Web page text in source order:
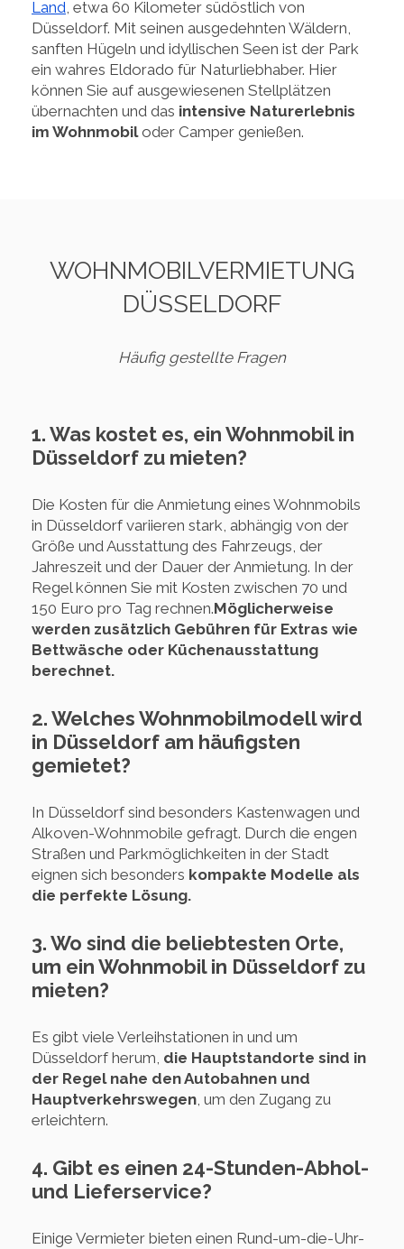
Land, etwa 60 Kilometer südöstlich von
Düsseldorf. Mit seinen ausgedehnten Wäldern,
sanften Hügeln und idyllischen Seen ist der Park
ein wahres Eldorado für Naturliebhaber. Hier
können Sie auf ausgewiesenen Stellplätzen
übernachten und das intensive Naturerlebnis
im Wohnmobiloder Camper genießen.
WOHNMOBILVERMIETUNG
DÜSSELDORF
Häufig gestellte Fragen
1. Was kostet es, ein Wohnmobil in
Düsseldorf zu mieten?
Die Kosten für die Anmietung eines Wohnmobils
in Düsseldorf variieren stark, abhängig von der
Größe und Ausstattung des Fahrzeugs, der
Jahreszeit und der Dauer der Anmietung. In der
Regel können Sie mit Kosten zwischen 70 und
150 Euro pro Tag rechnen.Möglicherweise
werden zusätzlich Gebühren für Extras wie
Bettwäsche oder Küchenausstattung
berechnet.
2. Welches Wohnmobilmodell wird
in Düsseldorf am häufigsten
gemietet?
In Düsseldorf sind besonders Kastenwagen und
Alkoven-Wohnmobile gefragt. Durch die engen
Straßen und Parkmöglichkeiten in der Stadt
eignen sich besonders kompakte Modelle als
die perfekte Lösung.
3. Wo sind die beliebtesten Orte,
um ein Wohnmobil in Düsseldorf zu
mieten?
Es gibt viele Verleihstationen in und um
Düsseldorf herum, die Hauptstandorte sind in
der Regel nahe den Autobahnen und
Hauptverkehrswegen, um den Zugang zu
erleichtern.
4. Gibt es einen 24-Stunden-Abhol-
und Lieferservice?
Einige Vermieter bieten einen Rund-um-die-Uhr-